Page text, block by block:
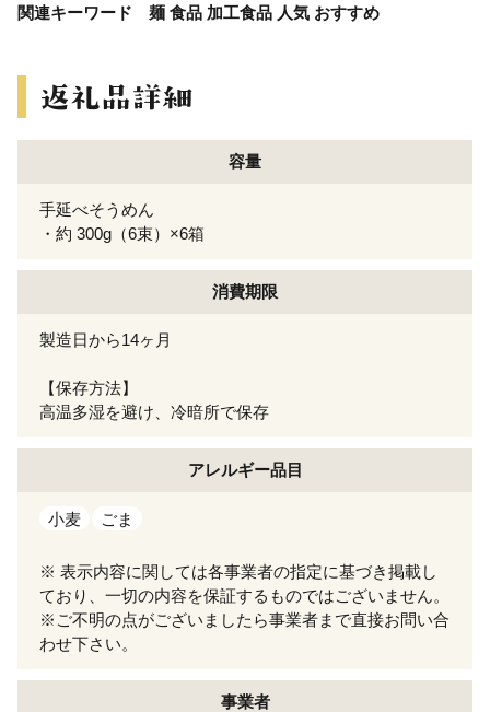
関連キーワード 麺 食品 加工食品 人気 おすすめ
容量
手延べそうめん
・約 300g（6束）×6箱
消費期限
製造日から14ヶ月
【保存方法】
高温多湿を避け、冷暗所で保存
アレルギー品目
小麦 ごま
※ 表示内容に関しては各事業者の指定に基づき掲載し
ており、一切の内容を保証するものではございません。
※ご不明の点がございましたら事業者まで直接お問い合
わせ下さい。
事業者